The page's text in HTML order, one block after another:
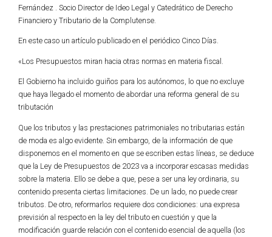
Fernández . Socio Director de Ideo Legal y Catedrático de Derecho
Financiero y Tributario de la Complutense.
En este caso un artículo publicado en el periódico Cinco Días.
«Los Presupuestos miran hacia otras normas en materia fiscal.
El Gobierno ha incluido guiños para los autónomos, lo que no excluye
que haya llegado el momento de abordar una reforma general de su
tributación
Que los tributos y las prestaciones patrimoniales no tributarias están
de moda es algo evidente. Sin embargo, de la información de que
disponemos en el momento en que se escriben estas líneas, se deduce
que la Ley de Presupuestos de 2023 va a incorporar escasas medidas
sobre la materia. Ello se debe a que, pese a ser una ley ordinaria, su
contenido presenta ciertas limitaciones. De un lado, no puede crear
tributos. De otro, reformarlos requiere dos condiciones: una expresa
previsión al respecto en la ley del tributo en cuestión y que la
modificación guarde relación con el contenido esencial de aquella (los